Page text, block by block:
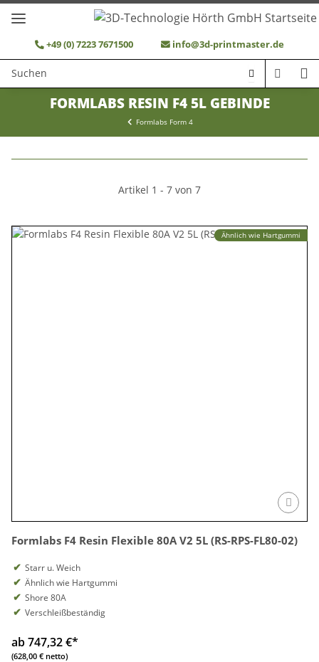
+49 (0) 7223 7671500 info@3d-printmaster.de
FORMLABS RESIN F4 5L GEBINDE
Formlabs Form 4
Artikel 1 - 7 von 7
Ähnlich wie Hartgummi
Formlabs F4 Resin Flexible 80A V2 5L (RS-RPS-FL80-02)
Starr u. Weich
Ähnlich wie Hartgummi
Shore 80A
Verschleißbeständig
ab 747,32 €*
(628,00 € netto)